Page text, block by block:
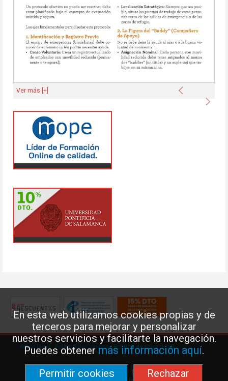
En esta web utilizamos cookies propias y de
terceros para mejorar y personalizar
nuestros servicios y facilitarte la navegación.
Puedes obtenermás información aquí.
Permitir cookies
Rechazar
Anterior
Ver más [+]
Aviso legal·Política de Cookies·Política de privacidad
Federación de Enseñanza de USO · Teléfono: 91 577 41 13 ·